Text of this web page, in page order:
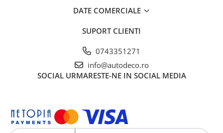
PENTRU PASIONATII AUTO
TRICOURI CU MESAJE
CASATORITI
TRICOURI DAMA
DATE COMERCIALE
SUPORT CLIENTI
0743351271
info@autodeco.ro
SOCIAL URMARESTE-NE IN SOCIAL MEDIA